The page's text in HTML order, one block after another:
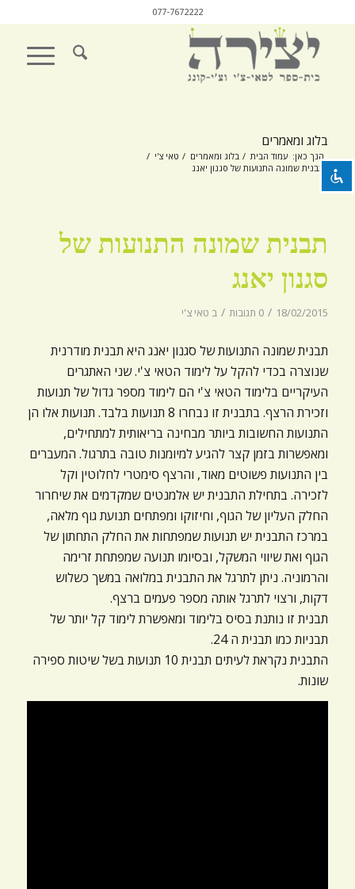
visibility_off השבת את ההבזקים
settings צבע רקע
zoom_out זום (הקטנה)
remove_circle_outline הקטנת גופן
add_circle_outline הגדלת גופן
brightness_low ניגודיות כהה
format_underlined הוסף קו תחתון לקישורים
font_download סמן קישורים
לאפס
את
כל
האפשרויות
cached
077-7672222
בלוג ומאמרים
הנך כאן: עמוד הבית / בלוג ומאמרים / טאי צ'י /
תבנית שמונה התנועות של סגנון יאנג
תבנית שמונה התנועות של
סגנון יאנג
18/02/2015
/ 0 תגובות / ב טאי צ'י
תבנית שמונה התנועות של סגנון יאנג היא תבנית מודרנית
שנוצרה בכדי להקל על לימוד הטאי צ'י. שני האתגרים
העיקריים בלימוד הטאי צ'י הם לימוד מספר גדול של תנועות
וזכירת הרצף. בתבנית זו נבחרו 8 תנועות בלבד. תנועות אלו הן
התנועות החשובות ביותר מבחינה בריאותית למתחילים,
ומאפשרות בזמן קצר להגיע למיומנות טובה בתרגול. המעברים
בין התנועות פשוטים מאוד, והרצף סימטרי לחלוטין וקל
לזכירה. בתחילת התבנית יש אלמנטים שמקדמים את שיחרור
החלק העליון של הגוף, וחיזוקו ומפתחים תנועת גוף מלאה,
במרכז התבנית יש תנועות שמפתחות את החלק התחתון של
הגוף ואת שיווי המשקל, ובסיומו תנועה שמפתחת זרימה
והרמוניה. ניתן לתרגל את התבנית במלואה במשך כשלוש
דקות, ורצוי לתרגל אותה מספר פעמים ברצף.
תבנית זו נותנת בסיס בלימוד ומאפשרת לימוד קל יותר של
תבניות כמו תבנית ה 24.
התבנית נקראת לעיתים תבנית 10 תנועות בשל שיטות ספירה
שונות.